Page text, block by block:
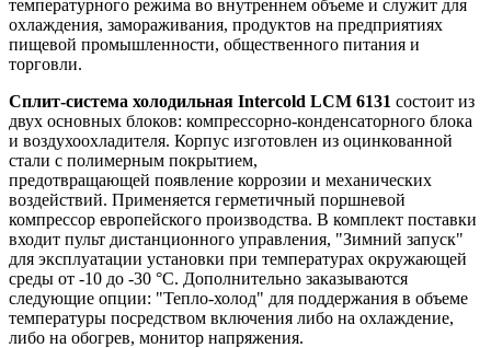
температурного режима во внутреннем объеме и служит для
охлаждения, замораживания, продуктов на предприятиях
пищевой промышленности, общественного питания и
торговли.
Сплит-система холодильная Intercold LCM 6131 состоит из
двух основных блоков: компрессорно-конденсаторного блока
и воздухоохладителя. Корпус изготовлен из оцинкованной
стали с полимерным покрытием,
предотвращающей появление коррозии и механических
воздействий. Применяется герметичный поршневой
компрессор европейского производства. В комплект поставки
входит пульт дистанционного управления, "Зимний запуск"
для эксплуатации установки при температурах окружающей
среды от -10 до -30 °C. Дополнительно заказываются
следующие опции: "Тепло-холод" для поддержания в объеме
температуры посредством включения либо на охлаждение,
либо на обогрев, монитор напряжения.